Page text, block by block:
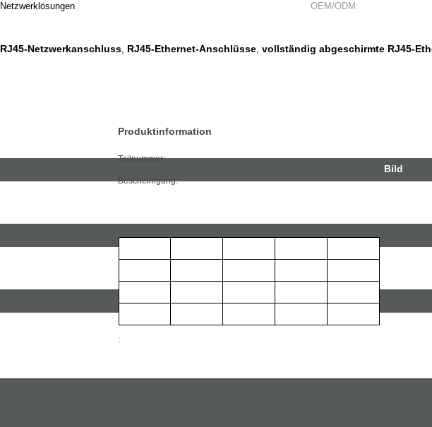
Netzwerklösungen OEM/ODM:
RJ45-Netzwerkanschluss, RJ45-Ethernet-Anschlüsse, vollständig abgeschirmte RJ45-
Produktinformation
Teilnummer:
Bescheinigung:
:
:
Bild